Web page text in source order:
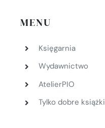
MENU
Księgarnia
Wydawnictwo
AtelierPIO
Tylko dobre książki